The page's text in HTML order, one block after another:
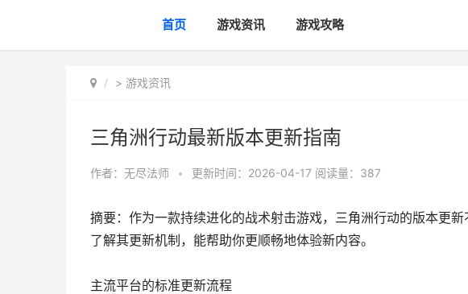
首页 游戏资讯 游戏攻略
> 游戏资讯
三角洲行动最新版本更新指南
作者： 无尽法师 • 更新时间：2026-04-17 阅读量：387
摘要：作为一款持续进化的战术射击游戏，三角洲行动的版本更
了解其更新机制，能帮助你更顺畅地体验新内容。
主流平台的标准更新流程